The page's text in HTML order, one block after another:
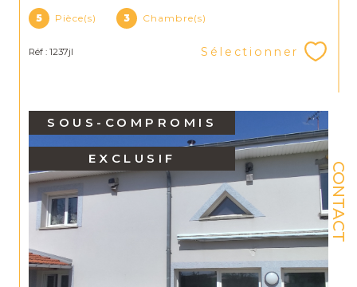
CONTACT
5 Pièce(s) 3 Chambre(s)
Réf : 1237jl Sélectionner
SOUS-COMPROMIS
EXCLUSIF